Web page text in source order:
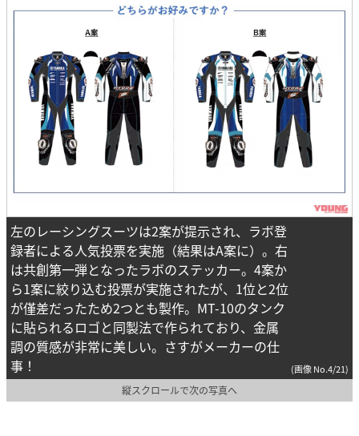
左のレーシングスーツは2案が提示され、ラボ登
録者による人気投票を実施（結果はA案に）。右
は共創第一弾となったラボのステッカー。4案か
ら1案に絞り込む投票が実施されたが、1位と2位
が僅差だったため2つとも製作。MT-10のタンク
に貼られるロゴと同製法で作られており、金属
調の質感が非常に美しい。さすがメーカーの仕
事！
(画像 No.4/21)
縦スクロールで次の写真へ